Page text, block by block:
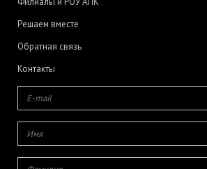
Решаем вместе
Обратная связь
Контакты